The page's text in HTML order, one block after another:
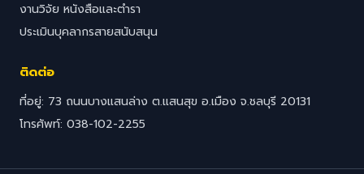
งานวิจัย หนังสือและตำรา
ประเมินบุคลากรสายสนับสนุน
ติดต่อ
ที่อยู่: 73 ถนนบางแสนล่าง ต.แสนสุข อ.เมือง จ.ชลบุรี 20131
โทรศัพท์: 038-102-2255